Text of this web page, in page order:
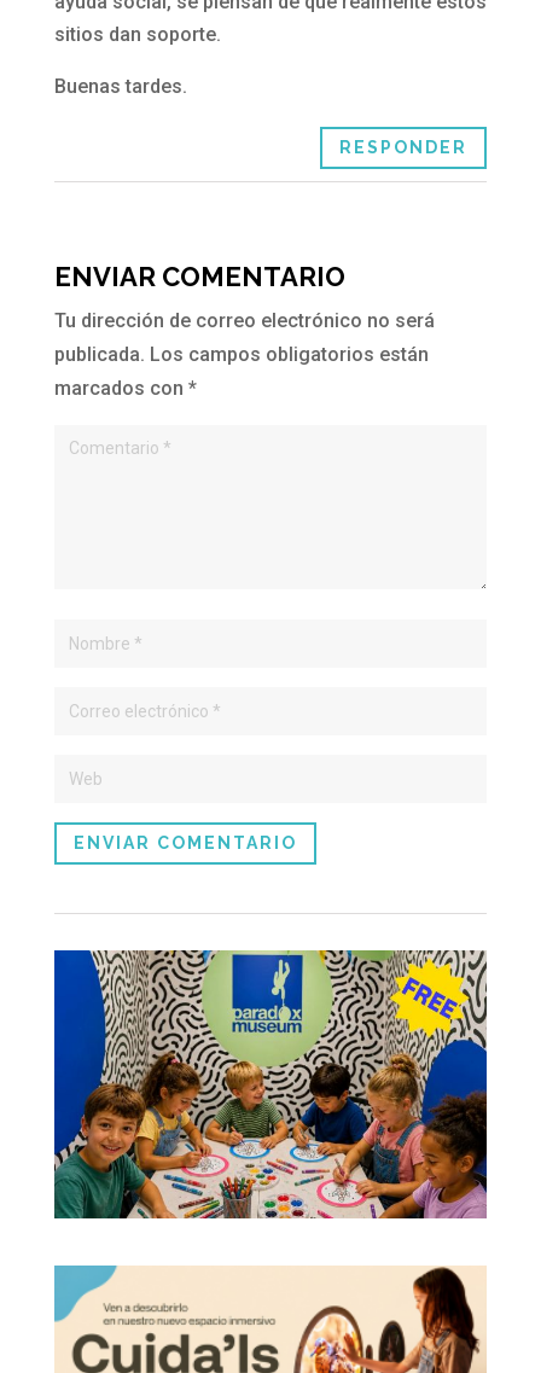
sitios dan soporte.
Buenas tardes.
RESPONDER
ENVIAR COMENTARIO
Tu dirección de correo electrónico no será
publicada. Los campos obligatorios están
marcados con *